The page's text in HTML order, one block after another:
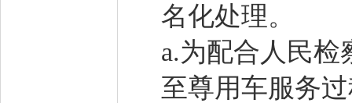
名化处理。
a.为配合人民
至尊用车服务